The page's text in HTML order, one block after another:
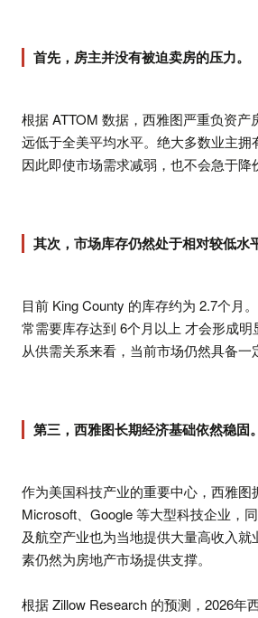
首先，房主并没有被迫卖房的压力。
根据 ATTOM 数据，西雅图严重负资产
远低于全美平均水平。绝大多数业主拥
因此即使市场需求减弱，也不会急于降
其次，市场库存仍然处于相对较低水
目前 King County 的库存约为 2.7个月
常需要库存达到 6个月以上 才会形成
从供需关系来看，当前市场仍然具备一
第三，西雅图长期经济基础依然稳固。
作为美国科技产业的重要中心，西雅图
Microsoft、Google 等大型科技企业，
及航空产业也为当地提供大量高收入就
素仍然为房地产市场提供支撑。
根据 Zillow Research 的预测，2026年